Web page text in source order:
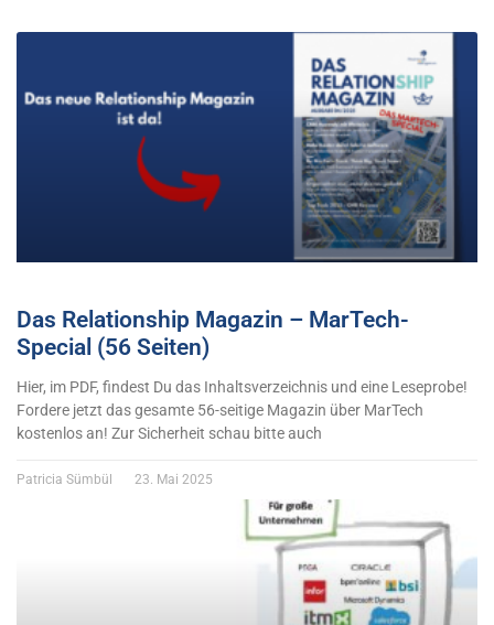
Das Relationship Magazin – MarTech-
Special (56 Seiten)
Hier, im PDF, findest Du das Inhaltsverzeichnis und eine Leseprobe!
Fordere jetzt das gesamte 56-seitige Magazin über MarTech
kostenlos an! Zur Sicherheit schau bitte auch
Patricia Sümbül 23. Mai 2025